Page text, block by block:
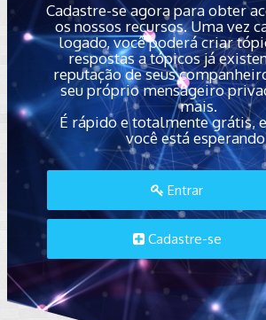
Cadastre-se agora para obter
os nossos recursos. Uma vez
logado, você poderá criar
respostas a tópicos já
reputação de seus
seu próprio mensageiro
mais.
É rápido e totalmente grátis,
você está
Entrar
Cadastre-se